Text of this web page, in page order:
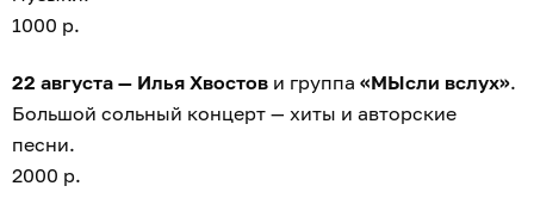
1000 р.
22 августа — Илья Хвостов и группа «МЫсли вслух».
Большой сольный концерт — хиты и авторские
песни.
2000 р.